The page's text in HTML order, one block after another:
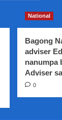
National
Bagong
adviser
nanumpa
Adviser
0